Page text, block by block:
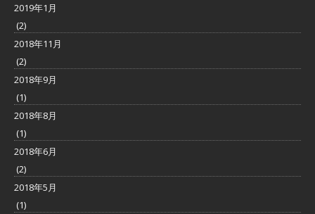
2019年1月
(2)
2018年11月
(2)
2018年9月
(1)
2018年8月
(1)
2018年6月
(2)
2018年5月
(1)